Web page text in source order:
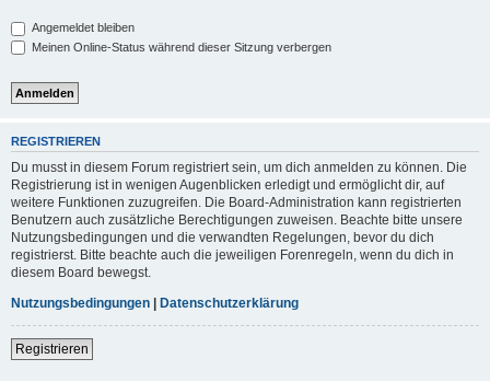
Angemeldet bleiben
Meinen Online-Status während dieser Sitzung verbergen
REGISTRIEREN
Du musst in diesem Forum registriert sein, um dich anmelden zu können. Die
Registrierung ist in wenigen Augenblicken erledigt und ermöglicht dir, auf
weitere Funktionen zuzugreifen. Die Board-Administration kann registrierten
Benutzern auch zusätzliche Berechtigungen zuweisen. Beachte bitte unsere
Nutzungsbedingungen und die verwandten Regelungen, bevor du dich
registrierst. Bitte beachte auch die jeweiligen Forenregeln, wenn du dich in
diesem Board bewegst.
Nutzungsbedingungen | Datenschutzerklärung
Registrieren